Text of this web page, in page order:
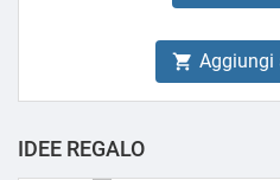
 Aggiungi
IDEE REGALO